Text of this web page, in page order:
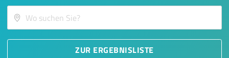
ZUR ERGEBNISLISTE